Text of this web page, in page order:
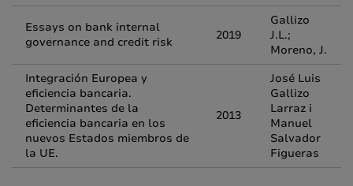
Essays on bank internal
governance and credit risk
2019
Gallizo
J.L.;
Moreno, J.
Integración Europea y
eficiencia bancaria.
Determinantes de la
eficiencia bancaria en los
nuevos Estados miembros de
la UE.
2013
José Luis
Gallizo
Larraz i
Manuel
Salvador
Figueras